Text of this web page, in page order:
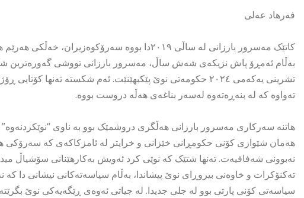
فەرهاد عەلی
کاتێک مەسرور بارزانی لە ساڵی ٢٠١٩دا بووە
تشرینی یەکەمی ٢٠٢٤ حکومەتی نوێ پێکبهێنێت. ئەم شکستە
تەواوە کە لە بنەڕەتەوە لەسەر بناغەی هەڵە دروست بووە.
هاتنە سەرکاری مەسرور بارزانی هەڵگری دروشمێک بوو بە ناوی
هەمان شێوازی کۆنی حکومڕانی خێزانی و خراپتر لە ئامزکاکەی کە سەرۆکی
نەبوونی شەفافیەت. تەنها شتێک کە نوێی کرد ئەویش بەکارهێنانی سۆشیاڵ
تەکنۆکرات و خاوەنی بیروڕای نوێ پیشاندا، بەڵام سیاسەتەکانی نیشانی دا
سیاسەتی کۆنی پارتی بوو لە جلی جدیدا. لە جیاتی ئەوەی ڕێگەیەکی نوێ